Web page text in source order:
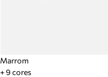
Marrom
+ 9 cores